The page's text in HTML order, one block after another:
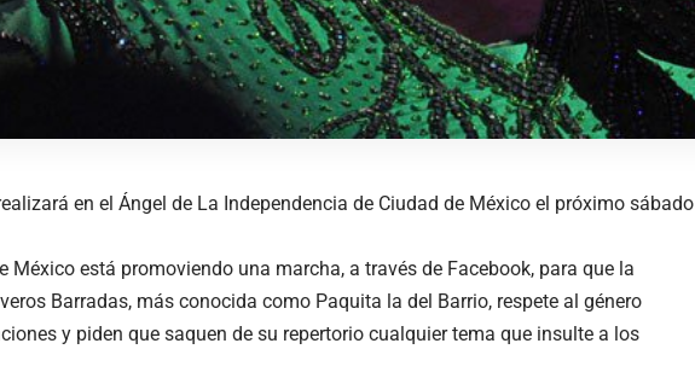
en el Ángel de La Independencia de Ciudad de México el próximo sábado
México está promoviendo una marcha, a través de Facebook, para que la
Barradas, más conocida como Paquita la del Barrio, respete al género
y piden que saquen de su repertorio cualquier tema que insulte a los